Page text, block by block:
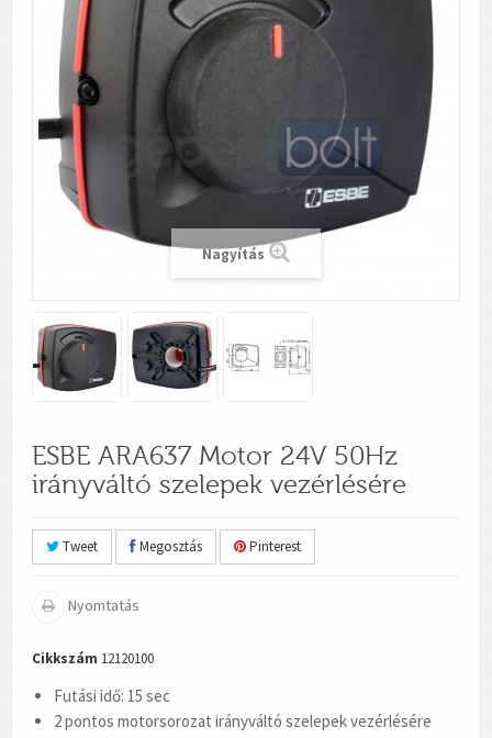
Nagyítás
ESBE ARA637 Motor 24V 50Hz
irányváltó szelepek vezérlésére
Tweet Megosztás Pinterest
Nyomtatás
Cikkszám 12120100
Futási idő: 15 sec
2 pontos motorsorozat irányváltó szelepek vezérlésére